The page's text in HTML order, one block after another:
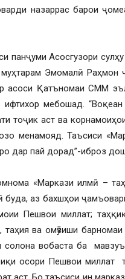
назаррас барои
панҷуми Асосгузори
Эмомалӣ Раҳмон
асоси Қатъномаи СММ
ифтихор мебошад.
тоҷик аст ва
менамояд. Таъсиси
дар пай дорад”-иброз
«Маркази илмӣ –
аз бахшҳои
Пешвои миллат;
ва омӯзиши
солона вобаста ба
осори Пешвои миллат